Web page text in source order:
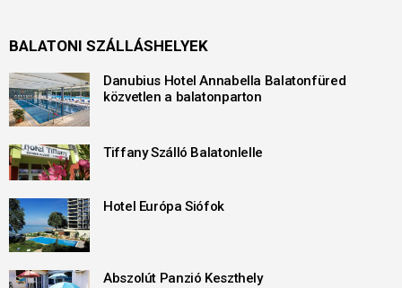
BALATONI SZÁLLÁSHELYEK
Danubius Hotel Annabella Balatonfüred
közvetlen a balatonparton
Tiffany Szálló Balatonlelle
Hotel Európa Siófok
Abszolút Panzió Keszthely